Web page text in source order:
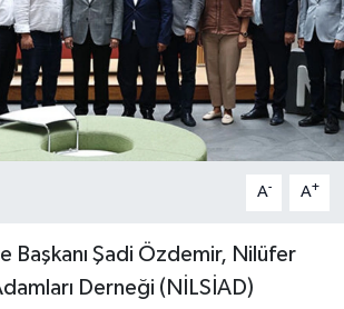
A- A+
Başkanı Şadi Özdemir, Nilüfer
Derneği (NİLSİAD)